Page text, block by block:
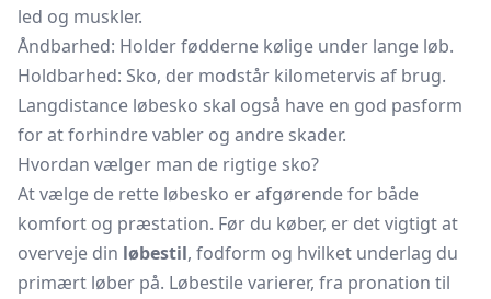
led og muskler.
Åndbarhed: Holder fødderne kølige under lange løb.
Holdbarhed: Sko, der modstår kilometervis af brug.
Langdistance løbesko skal også have en god pasform
for at forhindre vabler og andre skader.
Hvordan vælger man de rigtige sko?
At vælge de rette løbesko er afgørende for både
komfort og præstation. Før du køber, er det vigtigt at
overveje din løbestil, fodform og hvilket underlag du
primært løber på. Løbestile varierer, fra pronation til